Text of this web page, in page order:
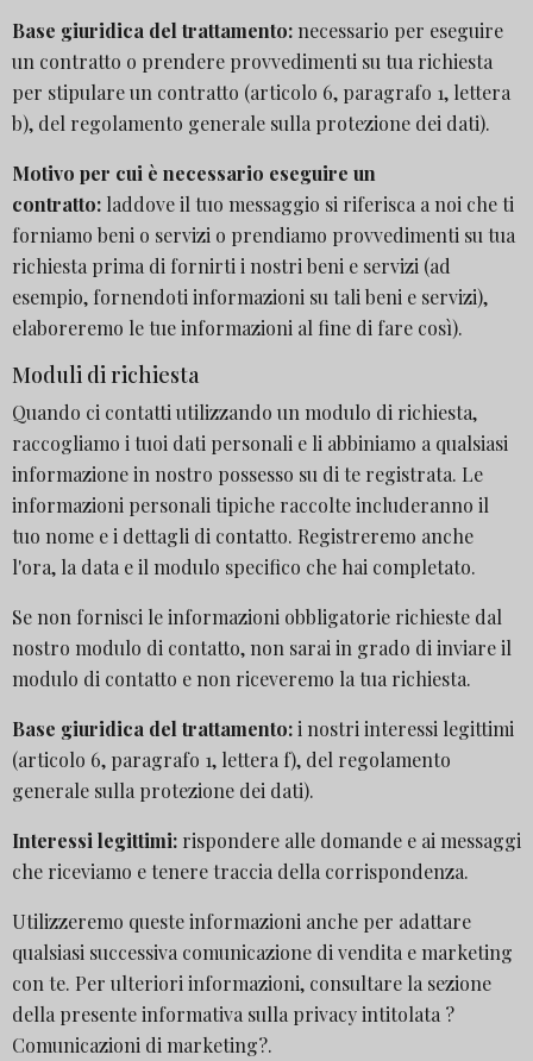
Base giuridica del trattamento: necessario per eseguire
un contratto o prendere provvedimenti su tua richiesta
per stipulare un contratto (articolo 6, paragrafo 1, lettera
b), del regolamento generale sulla protezione dei dati).
Motivo per cui è necessario eseguire un
contratto: laddove il tuo messaggio si riferisca a noi che ti
forniamo beni o servizi o prendiamo provvedimenti su tua
richiesta prima di fornirti i nostri beni e servizi (ad
esempio, fornendoti informazioni su tali beni e servizi),
elaboreremo le tue informazioni al fine di fare così).
Moduli di richiesta
Quando ci contatti utilizzando un modulo di richiesta,
raccogliamo i tuoi dati personali e li abbiniamo a qualsiasi
informazione in nostro possesso su di te registrata. Le
informazioni personali tipiche raccolte includeranno il
tuo nome e i dettagli di contatto. Registreremo anche
l'ora, la data e il modulo specifico che hai completato.
Se non fornisci le informazioni obbligatorie richieste dal
nostro modulo di contatto, non sarai in grado di inviare il
modulo di contatto e non riceveremo la tua richiesta.
Base giuridica del trattamento:i nostri interessi legittimi
(articolo 6, paragrafo 1, lettera f), del regolamento
generale sulla protezione dei dati).
Interessi legittimi: rispondere alle domande e ai messaggi
che riceviamo e tenere traccia della corrispondenza.
Utilizzeremo queste informazioni anche per adattare
qualsiasi successiva comunicazione di vendita e marketing
con te. Per ulteriori informazioni, consultare la sezione
della presente informativa sulla privacy intitolata ?
Comunicazioni di marketing?.